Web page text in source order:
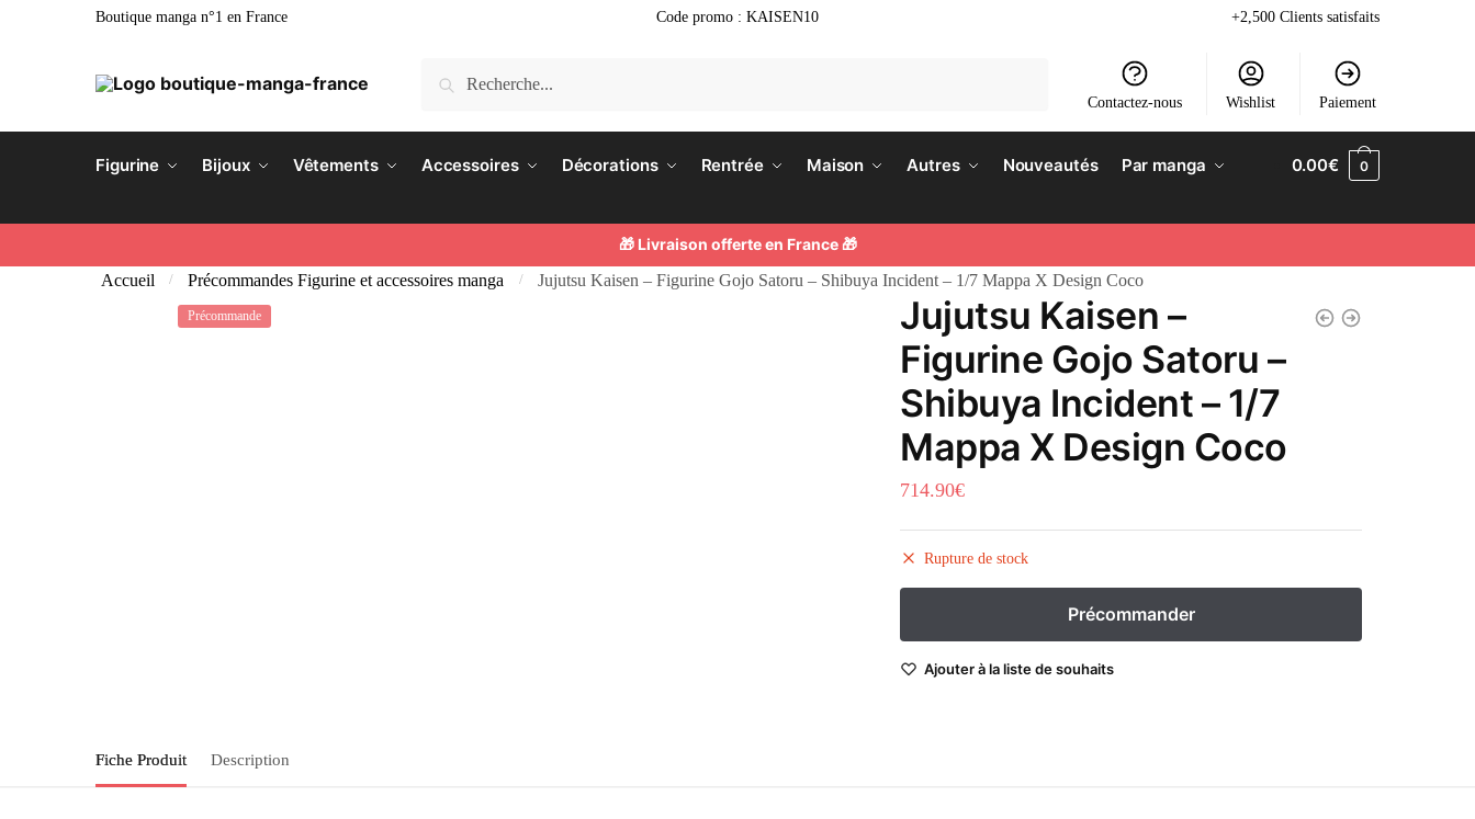
Boutique manga n°1 en France Code promo : KAISEN10 +2,500 Clients satisfaits
Contactez-nous Wishlist Paiement
Figurine Bijoux Vêtements Accessoires Décorations Rentrée Maison Autres Nouveautés Par manga 0.00€ 0
🎁 Livraison offerte en France 🎁
Accueil
/ Précommandes Figurine et accessoires manga / Jujutsu Kaisen – Figurine Gojo Satoru – Shibuya Incident – 1/7 Mappa X Design Coco
Précommande
Jujutsu Kaisen –
Figurine Gojo Satoru –
Shibuya Incident – 1/7
Mappa X Design Coco
714.90€
Rupture de stock
Ajouter à la liste de souhaits
Fiche Produit Description